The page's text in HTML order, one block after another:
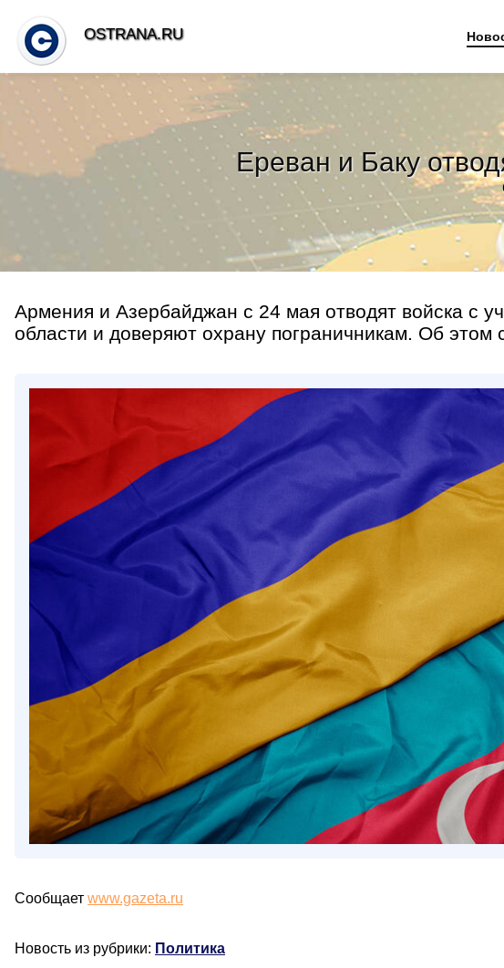
Ереван и Баку
Армения и Азербайджан с 24 мая отводят войска с
области и доверяют охрану пограничникам. Об
Сообщает www.gazeta.ru
Новость из рубрики: Политика
OSTRANA.RU